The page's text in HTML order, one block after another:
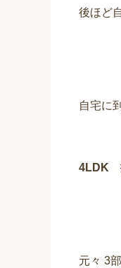
後ほど
自宅に
4LDK
元々 3